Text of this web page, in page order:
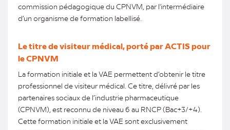
commission pédagogique du CPNVM, par l'intermédiaire
d’un organisme de formation labellisé.
Le titre de visiteur médical, porté par ACTIS pour
le CPNVM
La formation initiale et la VAE permettent d’obtenir le titre
professionnel de visiteur médical. Ce titre, délivré par les
partenaires sociaux de l’industrie pharmaceutique
(CPNVM), est reconnu de niveau 6 au RNCP (Bac+3/+4).
Cette formation initiale et la VAE sont exclusivement